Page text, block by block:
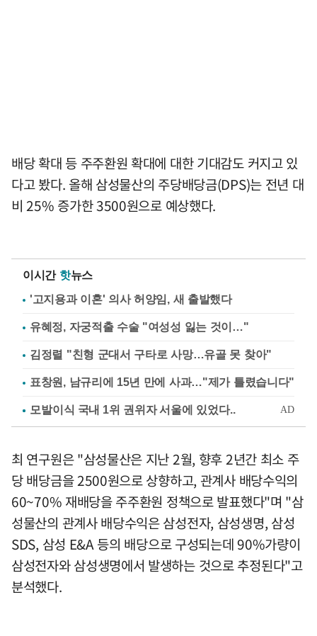
배당 확대 등 주주환원 확대에 대한 기대감도 커지고 있
다고 봤다. 올해 삼성물산의 주당배당금(DPS)는 전년 대
비 25% 증가한 3500원으로 예상했다.
이시간 핫뉴스
'고지용과 이혼' 의사 허양임, 새 출발했다
유혜정, 자궁적출 수술 "여성성 잃는 것이…"
김정렬 "친형 군대서 구타로 사망…유골 못 찾아"
표창원, 남규리에 15년 만에 사과…"제가 틀렸습니다"
최 연구원은 "삼성물산은 지난 2월, 향후 2년간 최소 주
당 배당금을 2500원으로 상향하고, 관계사 배당수익의
60~70% 재배당을 주주환원 정책으로 발표했다"며 "삼
성물산의 관계사 배당수익은 삼성전자, 삼성생명, 삼성
SDS, 삼성 E&A 등의 배당으로 구성되는데 90%가량이
삼성전자와 삼성생명에서 발생하는 것으로 추정된다"고
분석했다.